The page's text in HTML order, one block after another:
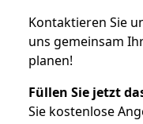
Kontaktieren Sie
uns gemeinsam
planen!
Füllen Sie jetzt
Sie kostenlose